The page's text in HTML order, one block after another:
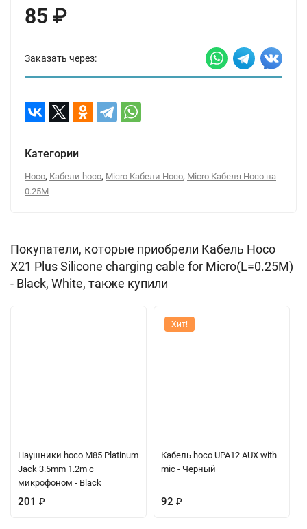
85 ₽
Заказать через:
Категории
Hoco, Кабели hoco, Micro Кабели Hoco, Micro Кабеля Hoco на
0.25М
Покупатели, которые приобрели Кабель Hoco
X21 Plus Silicone charging cable for Micro(L=0.25M)
- Black, White, также купили
Наушники hoco M85 Platinum
Jack 3.5mm 1.2m с
микрофоном - Black
201 ₽
Хит!
Кабель hoco UPA12 AUX with
mic - Черный
92 ₽